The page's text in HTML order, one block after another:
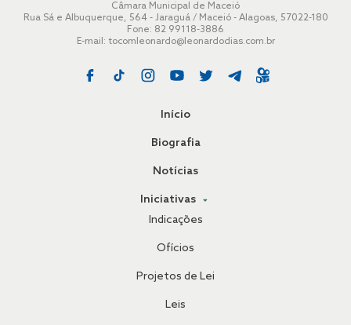
Câmara Municipal de Maceió
Rua Sá e Albuquerque, 564 - Jaraguá / Maceió - Alagoas, 57022-180
Fone: 82 99118-3886
E-mail: tocomleonardo@leonardodias.com.br
Início
Biografia
Notícias
Iniciativas
Indicações
Ofícios
Projetos de Lei
Leis